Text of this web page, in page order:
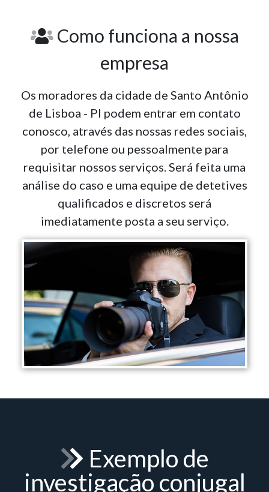
Como funciona a nossa
empresa
Os moradores da cidade de Santo Antônio
de Lisboa - PI podem entrar em contato
conosco, através das nossas redes sociais,
por telefone ou pessoalmente para
requisitar nossos serviços. Será feita uma
análise do caso e uma equipe de detetives
qualificados e discretos será
imediatamente posta a seu serviço.
Exemplo de
investigação conjugal